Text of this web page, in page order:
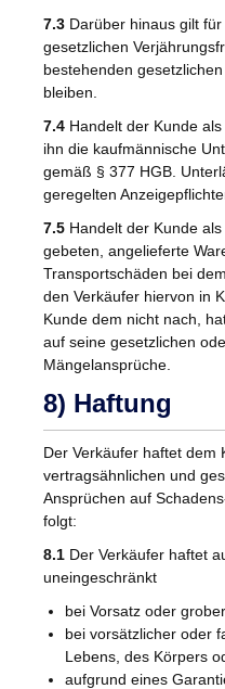
7.3 Darüber hinaus gilt
gesetzlichen
bestehenden
bleiben.
7.4 Handelt der Kunde
ihn die kaufmännische
gemäß § 377 HGB.
geregelten
7.5 Handelt der Kunde
gebeten, angelieferte
Transportschäden bei
den Verkäufer hiervon in
Kunde dem nicht nach,
auf seine gesetzlichen
Mängelansprüche.
8) Haftung
Der Verkäufer haftet dem
vertragsähnlichen und
Ansprüchen auf
folgt:
8.1 Der Verkäufer haftet
uneingeschränkt
bei Vorsatz oder
bei vorsätzlicher oder
Lebens, des Körpers
aufgrund eines